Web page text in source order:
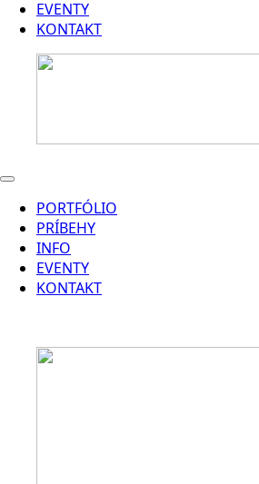
EVENTY
KONTAKT
PORTFÓLIO
PRÍBEHY
INFO
EVENTY
KONTAKT